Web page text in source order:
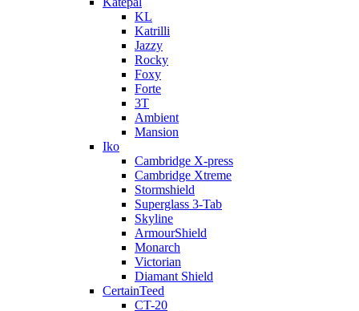
KL
Katrilli
Jazzy
Rocky
Foxy
Forte
3T
Ambient
Mansion
Iko
Cambridge X-press
Cambridge Xtreme
Stormshield
Superglass 3-Tab
Skyline
ArmourShield
Monarch
Victorian
Diamant Shield
CertainTeed
CT-20